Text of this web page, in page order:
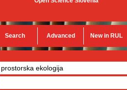
Search Advanced New in RUL